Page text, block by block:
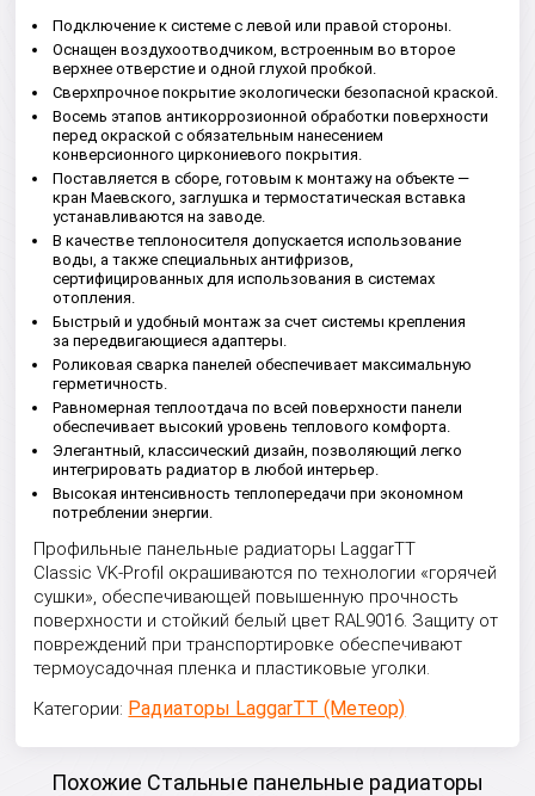
Подключение к системе с левой или правой стороны.
Оснащен воздухоотводчиком, встроенным во второе
верхнее отверстие и одной глухой пробкой.
Сверхпрочное покрытие экологически безопасной краской.
Восемь этапов антикоррозионной обработки поверхности
перед окраской с обязательным нанесением
конверсионного циркониевого покрытия.
Поставляется в сборе, готовым к монтажу на объекте —
кран Маевского, заглушка и термостатическая вставка
устанавливаются на заводе.
В качестве теплоносителя допускается использование
воды, а также специальных антифризов,
сертифицированных для использования в системах
отопления.
Быстрый и удобный монтаж за счет системы крепления
за передвигающиеся адаптеры.
Роликовая сварка панелей обеспечивает максимальную
герметичность.
Равномерная теплоотдача по всей поверхности панели
обеспечивает высокий уровень теплового комфорта.
Элегантный, классический дизайн, позволяющий легко
интегрировать радиатор в любой интерьер.
Высокая интенсивность теплопередачи при экономном
потреблении энергии.
Профильные панельные радиаторы LaggarTT
Classic VK-Profil окрашиваются по технологии «горячей
сушки», обеспечивающей повышенную прочность
поверхности и стойкий белый цвет RAL9016. Защиту от
повреждений при транспортировке обеспечивают
термоусадочная пленка и пластиковые уголки.
Категории: Радиаторы LaggarTT (Метеор)
Похожие Стальные панельные радиаторы